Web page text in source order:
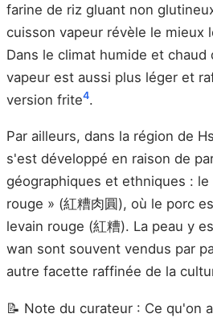
farine de riz gluant non
cuisson vapeur révèle le mieux
Dans le climat humide et chaud
vapeur est aussi plus léger et
version frite4.
Par ailleurs, dans la région de
s'est développé en raison de
géographiques et ethniques : le
rouge » (紅糟肉圓), où le porc
levain rouge (紅糟). La peau y
wan sont souvent vendus par
autre facette raffinée de la
📝 Note du curateur : Ce qu'on